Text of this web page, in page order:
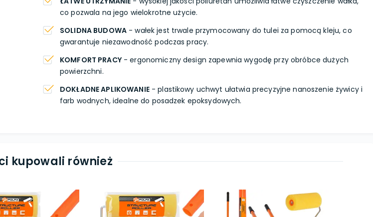
co pozwala na jego wielokrotne użycie.
SOLIDNA BUDOWA- wałek jest trwale przymocowany do tulei za pomocą kleju, co
gwarantuje niezawodność podczas pracy.
KOMFORT PRACY- ergonomiczny design zapewnia wygodę przy obróbce dużych
powierzchni.
DOKŁADNE APLIKOWANIE- plastikowy uchwyt ułatwia precyzyjne nanoszenie żywicy i
farb wodnych, idealne do posadzek epoksydowych.
kupowali również